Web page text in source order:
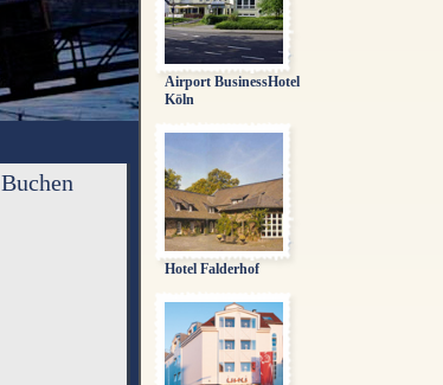
Airport BusinessHotel
Köln
Hotel Falderhof